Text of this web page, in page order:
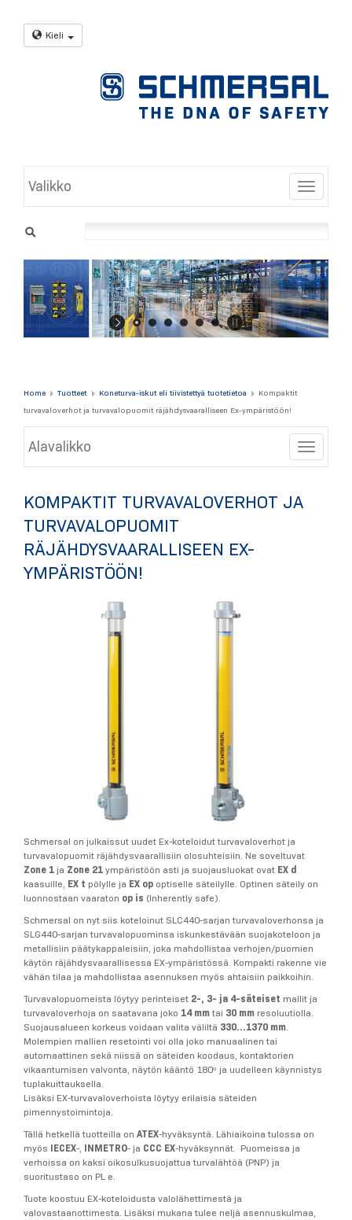
Kieli
Toggle
Valikko
Turva-
asennusjärjestelmät
Home Tuotteet Koneturva-iskut eli tiivistettyä tuotetietoa
Kompaktit
turvavaloverhot ja turvavalopuomit räjähdysvaaralliseen Ex-ympäristöön!
Toggle
Alavalikko
KOMPAKTIT TURVAVALOVERHOT JA
TURVAVALOPUOMIT
RÄJÄHDYSVAARALLISEEN EX-
YMPÄRISTÖÖN!
Schmersal on julkaissut uudet Ex-koteloidut turvavaloverhot ja
turvavalopuomit räjähdysvaarallisiin olosuhteisiin. Ne soveltuvat
Zone 1 ja Zone 21 ympäristöön asti ja suojausluokat ovat EX d
kaasuille, EX t pölylle ja EX op optiselle säteilylle. Optinen säteily on
luonnostaan vaaraton op is (Inherently safe).
Schmersal on nyt siis koteloinut SLC440-sarjan turvavaloverhonsa ja
SLG440-sarjan turvavalopuominsa iskunkestävään suojakoteloon ja
metallisiin päätykappaleisiin, joka mahdollistaa verhojen/puomien
käytön räjähdysvaarallisessa EX-ympäristössä. Kompakti rakenne vie
vähän tilaa ja mahdollistaa asennuksen myös ahtaisiin paikkoihin.
Turvavalopuomeista löytyy perinteiset 2-, 3- ja 4-säteiset mallit ja
turvavaloverhoja on saatavana joko 14 mmtai 30 mm resoluutiolla.
Suojausalueen korkeus voidaan valita väliltä 330…1370 mm.
Molempien mallien resetointi voi olla joko manuaalinen tai
automaattinen sekä niissä on säteiden koodaus, kontaktorien
vikaantumisen valvonta, näytön kääntö 180ᵒ ja uudelleen käynnistys
tuplakuittauksella.
Lisäksi EX-turvavaloverhoista löytyy erilaisia säteiden
pimennystoimintoja.
Tällä hetkellä tuotteilla on ATEX-hyväksyntä. Lähiaikoina tulossa on
myös IECEX-, INMETRO- ja CCC EX-hyväksynnät. Puomeissa ja
verhoissa on kaksi oikosulkusuojattua turvalähtöä (PNP) ja
suoritustaso on PL e.
Tuote koostuu EX-koteloidusta valolähettimestä ja
valovastaanottimesta. Lisäksi mukana tulee neljä asennuskulmaa,